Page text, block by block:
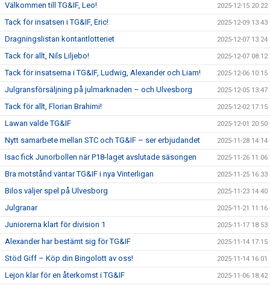
Välkommen till TG&IF, Leo! 2025-12-15 20:22
Tack för insatsen i TG&IF, Eric! 2025-12-09 13:43
Dragningslistan kontantlotteriet 2025-12-07 13:24
Tack för allt, Nils Liljebo! 2025-12-07 08:12
Tack för insatserna i TG&IF, Ludwig, Alexander och Liam! 2025-12-06 10:15
Julgransförsäljning på julmarknaden – och Ulvesborg 2025-12-05 13:47
Tack för allt, Florian Brahimi! 2025-12-02 17:15
Lawan valde TG&IF 2025-12-01 20:50
Nytt samarbete mellan STC och TG&IF – ser erbjudandet 2025-11-28 14:14
Isac fick Junorbollen när P18-laget avslutade säsongen 2025-11-26 11:06
Bra motstånd väntar TG&IF i nya Vinterligan 2025-11-25 16:33
Bilos väljer spel på Ulvesborg 2025-11-23 14:40
Julgranar 2025-11-21 11:16
Juniorerna klart för division 1 2025-11-17 18:53
Alexander har bestämt sig för TG&IF 2025-11-14 17:15
Stöd Giff – Köp din Bingolott av oss! 2025-11-14 16:01
Lejon klar för en återkomst i TG&IF 2025-11-06 18:42